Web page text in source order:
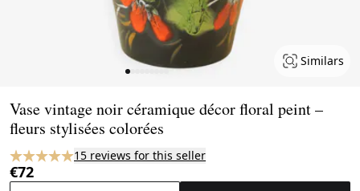
Similars
Vase vintage noir céramique décor floral peint –
fleurs stylisées colorées
15 reviews for this seller
€72